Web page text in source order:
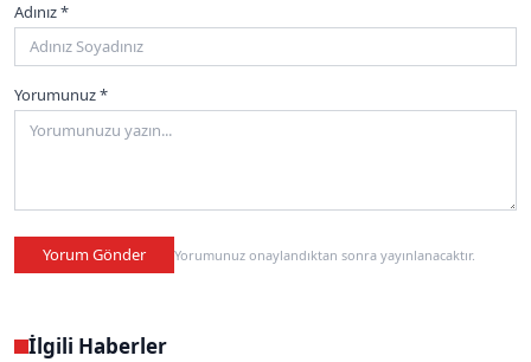
Adınız *
Yorumunuz *
Yorum Gönder Yorumunuz onaylandıktan sonra yayınlanacaktır.
İlgili Haberler